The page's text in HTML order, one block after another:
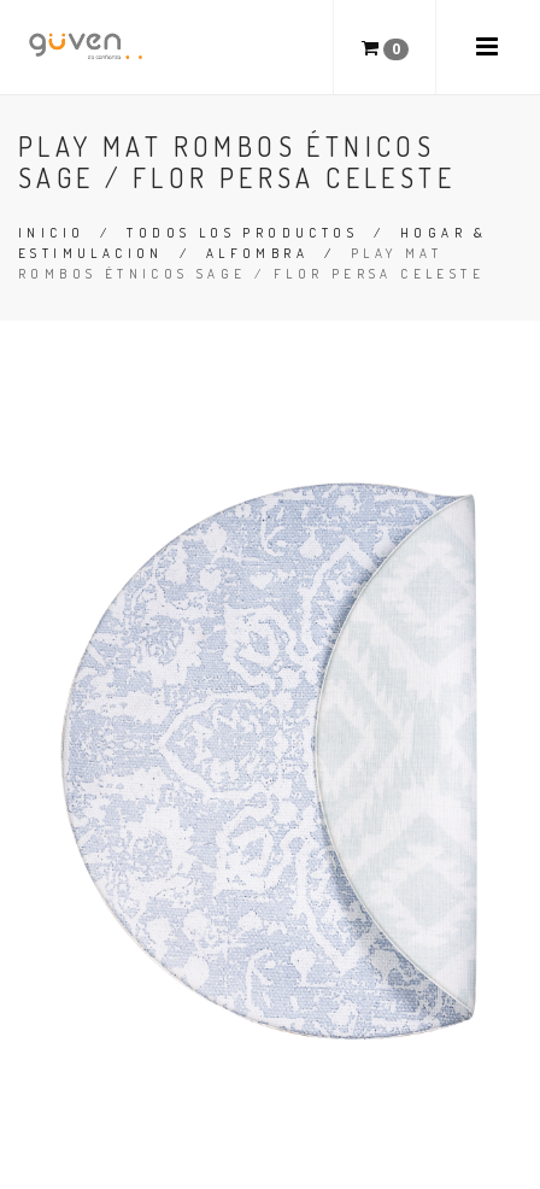
0
PLAY MAT ROMBOS ÉTNICOS
SAGE / FLOR PERSA CELESTE
INICIO /TODOS LOS PRODUCTOS / HOGAR &
ESTIMULACION
/ ALFOMBRA / PLAY MAT
ROMBOS ÉTNICOS SAGE / FLOR PERSA CELESTE